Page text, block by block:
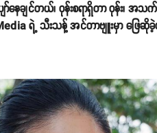
ာ်နေချင်တယ်၊ ဝုန်းစရာရှိတာ ဝုန်း၊
ရဲ့ သီးသန့် အင်တာဗျူးမှာ ဖြေဆိုခဲ့